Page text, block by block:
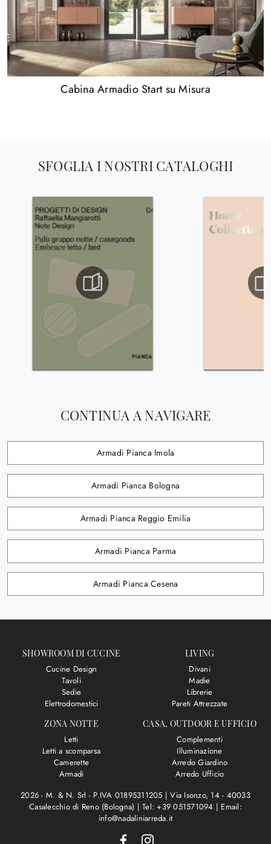
Cabina Armadio Start su Misura
SFOGLIA I NOSTRI CATALOGHI
CONTINUA A NAVIGARE
Armadi Pianca Imola
Armadi Pianca Bologna
Armadi Pianca Reggio Emilia
Armadi Pianca Parma
Armadi Pianca Cesena
SHOWROOM DI CUCINE
Cucine Design
Tavoli
Sedie
Elettrodomestici
LIVING
Divani
Madie
Librerie
Pareti Attrezzate
ZONA NOTTE
Letti
Letti a scomparsa
Camerette
Armadi
CASA, OUTDOOR E UFFICIO
Complementi
Illuminazione
Arredo Giardino
Arredo Ufficio
2026 - M. & N. Srl - P.IVA 01895311205 |Via Isonzo, 14 - 40033
Casalecchio di Reno (Bologna) |Tel: +39 051571094 | Email:
info@nadaliniarreda.it